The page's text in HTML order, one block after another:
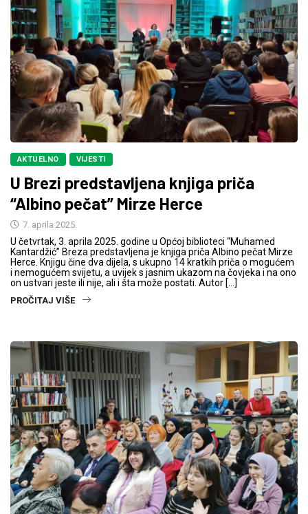
AKTUELNO VIJESTI
U Brezi predstavljena knjiga priča
“Albino pečat” Mirze Herce
7. aprila 2025.
U četvrtak, 3. aprila 2025. godine u Općoj biblioteci “Muhamed
Kantardžić” Breza predstavljena je knjiga priča Albino pečat Mirze
Herce. Knjigu čine dva dijela, s ukupno 14 kratkih priča o mogućem
i nemogućem svijetu, a uvijek s jasnim ukazom na čovjeka i na ono
on ustvari jeste ili nije, ali i šta može postati. Autor […]
PROČITAJ VIŠE